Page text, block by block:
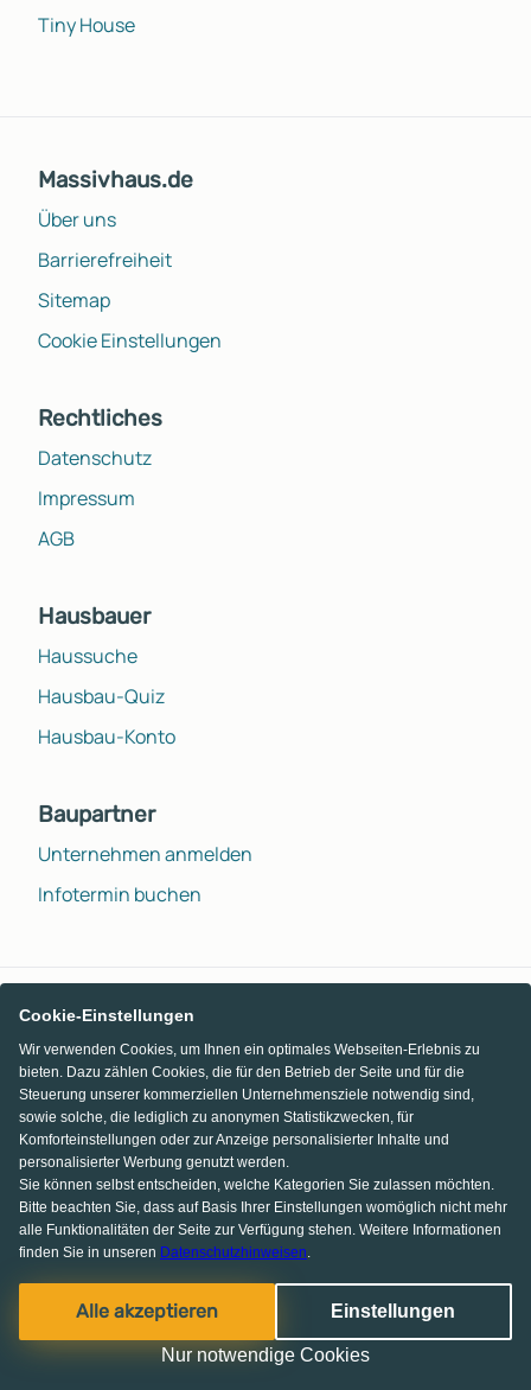
Tiny House
Massivhaus.de
Über uns
Barrierefreiheit
Sitemap
Cookie Einstellungen
Rechtliches
Datenschutz
Impressum
AGB
Hausbauer
Haussuche
Hausbau-Quiz
Hausbau-Konto
Baupartner
Unternehmen anmelden
Infotermin buchen
Facebook
Pinterest
Instagram
Cookie-Einstellungen
Wir verwenden Cookies, um Ihnen ein optimales Webseiten-Erlebnis zu
bieten. Dazu zählen Cookies, die für den Betrieb der Seite und für die
Steuerung unserer kommerziellen Unternehmensziele notwendig sind,
sowie solche, die lediglich zu anonymen Statistikzwecken, für
Komforteinstellungen oder zur Anzeige personalisierter Inhalte und
personalisierter Werbung genutzt werden.
Sie können selbst entscheiden, welche Kategorien Sie zulassen möchten.
Bitte beachten Sie, dass auf Basis Ihrer Einstellungen womöglich nicht mehr
alle Funktionalitäten der Seite zur Verfügung stehen. Weitere Informationen
finden Sie in unseren Datenschutzhinweisen.
Alle akzeptieren Einstellungen
Nur notwendige Cookies